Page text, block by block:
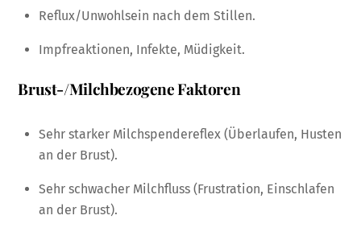
Reflux/Unwohlsein nach dem Stillen.
Impfreaktionen, Infekte, Müdigkeit.
Brust-/Milchbezogene Faktoren
Sehr starker Milchspendereflex (Überlaufen, Husten
an der Brust).
Sehr schwacher Milchfluss (Frustration, Einschlafen
an der Brust).